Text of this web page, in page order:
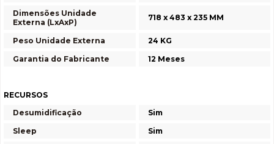
Dimensões Unidade
Externa (LxAxP)
718 x 483 x 235 MM
Peso Unidade Externa
24 KG
Garantia do Fabricante
12 Meses
RECURSOS
Desumidificação
Sim
Sleep
Sim